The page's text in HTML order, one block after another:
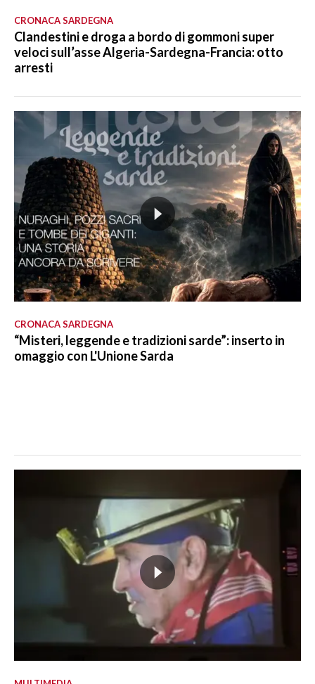
CRONACA SARDEGNA
Clandestini e droga a bordo di gommoni super
veloci sull’asse Algeria-Sardegna-Francia: otto
arresti
CRONACA SARDEGNA
“Misteri, leggende e tradizioni sarde”: inserto in
omaggio con L'Unione Sarda